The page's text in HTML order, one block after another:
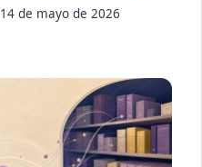
14 de mayo de 2026